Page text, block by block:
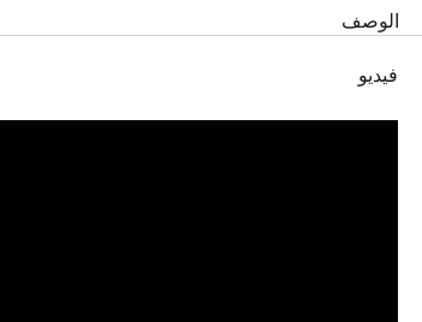
الوصف
فيديو